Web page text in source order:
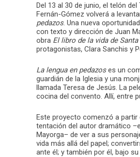
Del 13 al 30 de junio, el telón
Fernán-Gómez volverá a
pedazos. Una nueva
con texto y dirección de Juan
obra El libro de la vida de
protagonistas, Clara Sanchis y
La lengua en pedazoses un
guardián de la Iglesia y una
llamada Teresa de Jesús. La
cocina del convento. Allí, entre
Este proyecto comenzó a partir
tentación del autor dramático
Mayorga– de ver a sus
vida más allá del papel;
ante él; y también por él, bajo